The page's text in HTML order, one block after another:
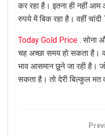
कर रहा है। इतना ही नहीं
रुपये में बिक रहा है। वहीं
Today Gold Price : सोना
चह अच्छा समय हो सकता है।
भाव आसमान छूने जा रही है।
सकता है। तो देरी बिल्कुल मत